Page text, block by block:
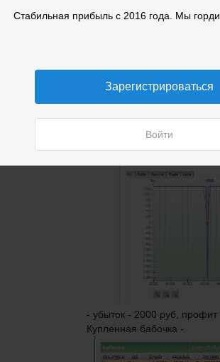
Стабильная прибыль с 2016 года. Мы
Зарегистрироваться
Войти
- убыток - 2000 руб,
Купленная бабочка -